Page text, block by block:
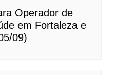
Operador de
em Fortaleza e
09)